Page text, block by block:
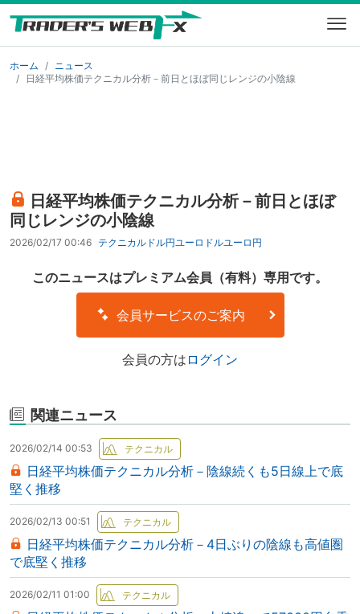
ホーム
ニュース
日経平均株価テクニカル分析－前日とほぼ同じレンジの小陰線
日経平均株価テクニカル分析－前日とほぼ
同じレンジの小陰線
2026/02/17 00:46 テクニカル ドル円ユーロドルユーロ円
このニュースはプレミアム会員（有料）専用です。
会員サービスのご案内
会員の方は ログイン
関連ニュース
2026/02/14 00:53
日経平均株価テクニカル分析－陰線続くも5日線上で底
堅く推移
2026/02/13 00:51
日経平均株価テクニカル分析－4日ぶりの陰線も高値圏
で底堅く推移
2026/02/11 01:00